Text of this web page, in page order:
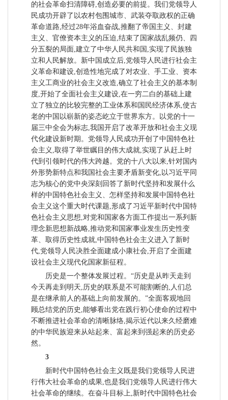
的社会革命扫清障碍,创造必要的前提。我们党领导人
民成功开辟了以农村包围城市、武装夺取政权的正确
革命道路,经过28年浴血奋战,推翻了帝国主义、封建
主义、官僚资本主义的压迫,结束了国家战乱频仍、四
分五裂的局面,建立了中华人民共和国,实现了民族独
立和人民解放。新中国成立后,党领导人民进行社会主
义革命和建设,创造性地完成了对农业、手工业、资本
主义工商业的社会主义改造,确立了社会主义的基本制
度,开始了全面社会主义建设,在一穷二白的基础上建
立了独立的比较完整的工业体系和国民经济体系,使古
老的中国以崭新的姿态屹立于世界东方。以党的十一
届三中全会为标志,我国开启了改革开放和社会主义现
代化建设新时期。党领导人民成功开创了中国特色社
会主义,取得了举世瞩目的伟大成就,实现了从赶上时
代到引领时代的伟大跨越。党的十八大以来,针对国内
外形势新特点和我国社会主要矛盾新变化,以习近平同
志为核心的党中央深刻回答了新时代坚持和发展什么
样的中国特色社会主义、怎样坚持和发展中国特色社
会主义这个重大时代课题,形成了习近平新时代中国特
色社会主义思想,对党和国家各方面工作提出一系列新
理念新思想新战略,推动党和国家事业发生历史性变
革、取得历史性成就,中国特色社会主义进入了新时
代,党领导人民决胜全面建成小康社会,开启了全面建
设社会主义现代化国家新征程。
历史是一个整体发展过程。“历史是从昨天走到
今天再走到明天,历史的联系是不可能割断的,人们总
是在继承前人的基础上向前发展的。”全面客观地回
顾总结党的历史,能够看出党在践行初心使命的过程中
不断推进社会革命的清晰脉络,揭示近代以来久经磨难
的中华民族迎来从站起来、富起来到强起来的历史必
然。
3
新时代中国特色社会主义既是我们党领导人民进
行伟大社会革命的成果,也是我们党领导人民进行伟大
社会革命的继续。在奋斗目标上,新时代中国特色社会